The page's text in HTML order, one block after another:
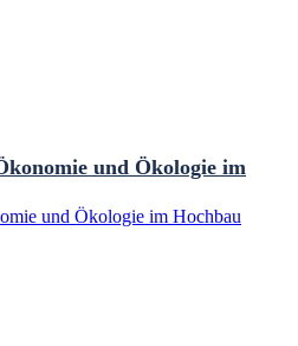
und Ökologie im
und Ökologie im Hochbau